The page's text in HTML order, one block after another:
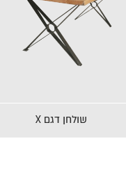
שולחן דומיניק שמנת רגל